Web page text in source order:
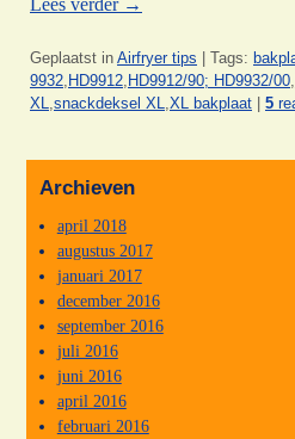
Lees verder →
Geplaatst in Airfryer tips Tags:
9932, HD9912, HD9912/90; HD9932/00,
XL,snackdeksel XL,XL bakplaat 5
Archieven
april 2018
augustus 2017
januari 2017
december 2016
september 2016
juli 2016
juni 2016
april 2016
februari 2016